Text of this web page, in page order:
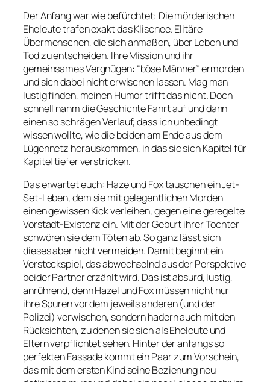
Der Anfang war wie befürchtet: Die mörderischen
Eheleute trafen exakt das Klischee. Elitäre
Übermenschen, die sich anmaßen, über Leben und
Tod zu entscheiden. Ihre Mission und ihr
gemeinsames Vergnügen: “böse Männer” ermorden
und sich dabei nicht erwischen lassen. Mag man
lustig finden, meinen Humor trifft das nicht. Doch
schnell nahm die Geschichte Fahrt auf und dann
einen so schrägen Verlauf, dass ich unbedingt
wissen wollte, wie die beiden am Ende aus dem
Lügennetz herauskommen, in das sie sich Kapitel für
Kapitel tiefer verstricken.
Das erwartet euch: Haze und Fox tauschen ein Jet-
Set-Leben, dem sie mit gelegentlichen Morden
einen gewissen Kick verleihen, gegen eine geregelte
Vorstadt-Existenz ein. Mit der Geburt ihrer Tochter
schwören sie dem Töten ab. So ganz lässt sich
dieses aber nicht vermeiden. Damit beginnt ein
Versteckspiel, das abwechselnd aus der Perspektive
beider Partner erzählt wird. Das ist absurd, lustig,
anrührend, denn Hazel und Fox müssen nicht nur
ihre Spuren vor dem jeweils anderen (und der
Polizei) verwischen, sondern hadern auch mit den
Rücksichten, zu denen sie sich als Eheleute und
Eltern verpflichtet sehen. Hinter der anfangs so
perfekten Fassade kommt ein Paar zum Vorschein,
das mit dem ersten Kind seine Beziehung neu